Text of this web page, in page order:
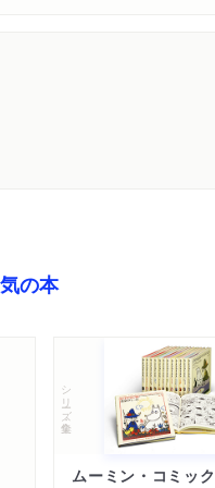
の本
シリーズ・全集